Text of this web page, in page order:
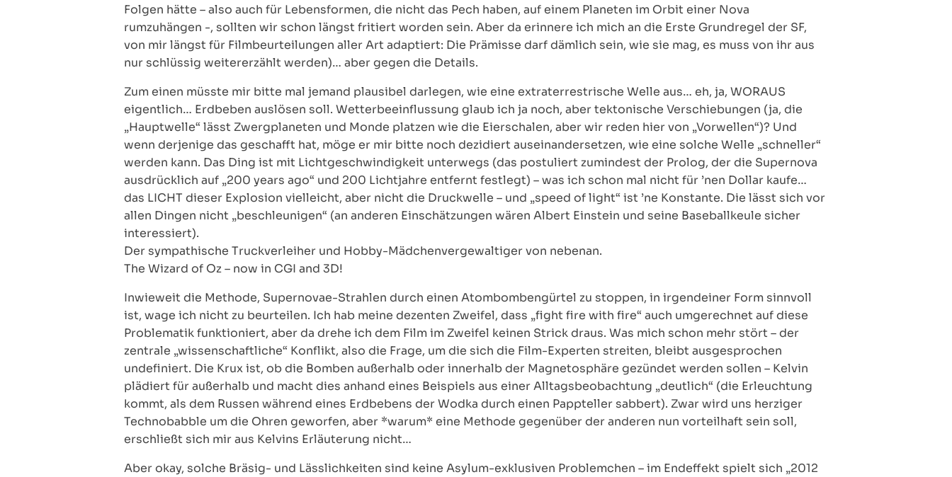
Folgen hätte – also auch für Lebensformen, die nicht das Pech haben, auf einem Planeten im Orbit einer Nova
rumzuhängen -, sollten wir schon längst fritiert worden sein. Aber da erinnere ich mich an die Erste Grundregel der SF,
von mir längst für Filmbeurteilungen aller Art adaptiert: Die Prämisse darf dämlich sein, wie sie mag, es muss von ihr aus
nur schlüssig weitererzählt werden)… aber gegen die Details.
Zum einen müsste mir bitte mal jemand plausibel darlegen, wie eine extraterrestrische Welle aus… eh, ja, WORAUS
eigentlich… Erdbeben auslösen soll. Wetterbeeinflussung glaub ich ja noch, aber tektonische Verschiebungen (ja, die
„Hauptwelle“ lässt Zwergplaneten und Monde platzen wie die Eierschalen, aber wir reden hier von „Vorwellen“)? Und
wenn derjenige das geschafft hat, möge er mir bitte noch dezidiert auseinandersetzen, wie eine solche Welle „schneller“
werden kann. Das Ding ist mit Lichtgeschwindigkeit unterwegs (das postuliert zumindest der Prolog, der die Supernova
ausdrücklich auf „200 years ago“ und 200 Lichtjahre entfernt festlegt) – was ich schon mal nicht für ’nen Dollar kaufe…
das LICHT dieser Explosion vielleicht, aber nicht die Druckwelle – und „speed of light“ ist ’ne Konstante. Die lässt sich vor
allen Dingen nicht „beschleunigen“ (an anderen Einschätzungen wären Albert Einstein und seine Baseballkeule sicher
interessiert).
Der sympathische Truckverleiher und Hobby-Mädchenvergewaltiger von nebenan.
The Wizard of Oz – now in CGI and 3D!
Inwieweit die Methode, Supernovae-Strahlen durch einen Atombombengürtel zu stoppen, in irgendeiner Form sinnvoll
ist, wage ich nicht zu beurteilen. Ich hab meine dezenten Zweifel, dass „fight fire with fire“ auch umgerechnet auf diese
Problematik funktioniert, aber da drehe ich dem Film im Zweifel keinen Strick draus. Was mich schon mehr stört – der
zentrale „wissenschaftliche“ Konflikt, also die Frage, um die sich die Film-Experten streiten, bleibt ausgesprochen
undefiniert. Die Krux ist, ob die Bomben außerhalb oder innerhalb der Magnetosphäre gezündet werden sollen – Kelvin
plädiert für außerhalb und macht dies anhand eines Beispiels aus einer Alltagsbeobachtung „deutlich“ (die Erleuchtung
kommt, als dem Russen während eines Erdbebens der Wodka durch einen Pappteller sabbert). Zwar wird uns herziger
Technobabble um die Ohren geworfen, aber *warum* eine Methode gegenüber der anderen nun vorteilhaft sein soll,
erschließt sich mir aus Kelvins Erläuterung nicht…
Aber okay, solche Bräsig- und Lässlichkeiten sind keine Asylum-exklusiven Problemchen – im Endeffekt spielt sich „2012